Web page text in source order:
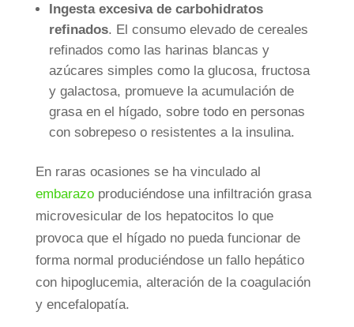
Ingesta excesiva de carbohidratos
refinados. El consumo elevado de cereales
refinados como las harinas blancas y
azúcares simples como la glucosa, fructosa
y galactosa, promueve la acumulación de
grasa en el hígado, sobre todo en personas
con sobrepeso o resistentes a la insulina.
En raras ocasiones se ha vinculado al
embarazoproduciéndose una infiltración grasa
microvesicular de los hepatocitos lo que
provoca que el hígado no pueda funcionar de
forma normal produciéndose un fallo hepático
con hipoglucemia, alteración de la coagulación
y encefalopatía.